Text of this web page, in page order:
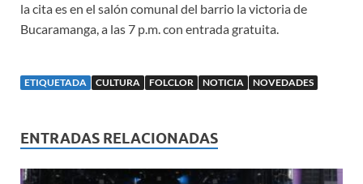
la cita es en el salón comunal del barrio la victoria de
Bucaramanga, a las 7 p.m. con entrada gratuita.
ETIQUETADA CULTURA FOLCLOR NOTICIA NOVEDADES
ENTRADAS RELACIONADAS